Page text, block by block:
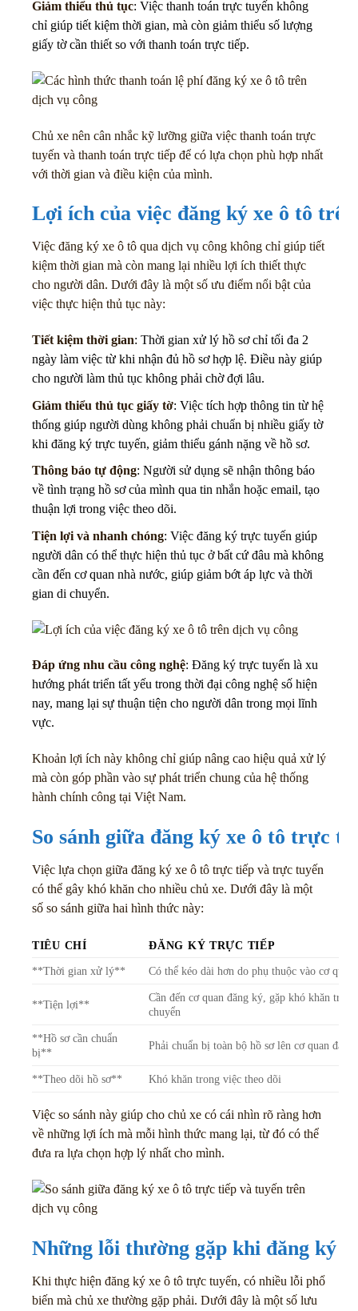
Giảm thiểu thủ tục: Việc thanh toán trực tuyến không
chỉ giúp tiết kiệm thời gian, mà còn giảm thiểu số lượng
giấy tờ cần thiết so với thanh toán trực tiếp.
Chủ xe nên cân nhắc kỹ lưỡng giữa việc thanh toán trực
tuyến và thanh toán trực tiếp để có lựa chọn phù hợp nhất
với thời gian và điều kiện của mình.
Lợi ích của việc đăng ký xe ô tô
Việc đăng ký xe ô tô qua dịch vụ công không chỉ giúp tiết
kiệm thời gian mà còn mang lại nhiều lợi ích thiết thực
cho người dân. Dưới đây là một số ưu điểm nổi bật của
việc thực hiện thủ tục này:
Tiết kiệm thời gian: Thời gian xử lý hồ sơ chỉ tối đa 2
ngày làm việc từ khi nhận đủ hồ sơ hợp lệ. Điều này giúp
cho người làm thủ tục không phải chờ đợi lâu.
Giảm thiểu thủ tục giấy tờ: Việc tích hợp thông tin từ hệ
thống giúp người dùng không phải chuẩn bị nhiều giấy tờ
khi đăng ký trực tuyến, giảm thiểu gánh nặng về hồ sơ.
Thông báo tự động: Người sử dụng sẽ nhận thông báo
về tình trạng hồ sơ của mình qua tin nhắn hoặc email, tạo
thuận lợi trong việc theo dõi.
Tiện lợi và nhanh chóng: Việc đăng ký trực tuyến giúp
người dân có thể thực hiện thủ tục ở bất cứ đâu mà không
cần đến cơ quan nhà nước, giúp giảm bớt áp lực và thời
gian di chuyển.
Đáp ứng nhu cầu công nghệ: Đăng ký trực tuyến là xu
hướng phát triển tất yếu trong thời đại công nghệ số hiện
nay, mang lại sự thuận tiện cho người dân trong mọi lĩnh
vực.
Khoản lợi ích này không chỉ giúp nâng cao hiệu quả xử lý
mà còn góp phần vào sự phát triển chung của hệ thống
hành chính công tại Việt Nam.
So sánh giữa đăng ký xe ô tô trực
Việc lựa chọn giữa đăng ký xe ô tô trực tiếp và trực tuyến
có thể gây khó khăn cho nhiều chủ xe. Dưới đây là một
số so sánh giữa hai hình thức này:
TIÊU CHÍ
ĐĂNG KÝ TRỰC TIẾP
**Thời gian xử lý**
Có thể kéo dài hơn do phụ thuộc vào cơ quan
**Tiện lợi**
Cần đến cơ quan đăng ký, gặp khó khăn
chuyển
**Hồ sơ cần chuẩn
bị**
Phải chuẩn bị toàn bộ hồ sơ lên cơ quan đăng
**Theo dõi hồ sơ** Khó khăn trong việc theo dõi
Việc so sánh này giúp cho chủ xe có cái nhìn rõ ràng hơn
về những lợi ích mà mỗi hình thức mang lại, từ đó có thể
đưa ra lựa chọn hợp lý nhất cho mình.
Những lỗi thường gặp khi đăng ký
Khi thực hiện đăng ký xe ô tô trực tuyến, có nhiều lỗi phổ
biến mà chủ xe thường gặp phải. Dưới đây là một số lưu